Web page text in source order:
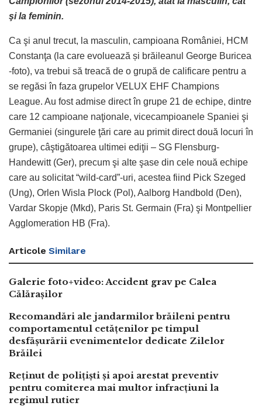
şi la feminin.
Ca şi anul trecut, la masculin, campioana României, HCM
Constanţa (la care evoluează și brăileanul George Buricea
-foto), va trebui să treacă de o grupă de calificare pentru a
se regăsi în faza grupelor VELUX EHF Champions
League. Au fost admise direct în grupe 21 de echipe, dintre
care 12 campioane naţionale, vicecampioanele Spaniei şi
Germaniei (singurele ţări care au primit direct două locuri în
grupe), câştigătoarea ultimei ediţii – SG Flensburg-
Handewitt (Ger), precum şi alte şase din cele nouă echipe
care au solicitat “wild-card”-uri, acestea fiind Pick Szeged
(Ung), Orlen Wisla Plock (Pol), Aalborg Handbold (Den),
Vardar Skopje (Mkd), Paris St. Germain (Fra) şi Montpellier
Agglomeration HB (Fra).
Articole Similare
Galerie foto+video: Accident grav pe Calea
Călărașilor
Recomandări ale jandarmilor brăileni pentru
comportamentul cetățenilor pe timpul
desfășurării evenimentelor dedicate Zilelor
Brăilei
Reținut de polițiști și apoi arestat preventiv
pentru comiterea mai multor infracțiuni la
regimul rutier